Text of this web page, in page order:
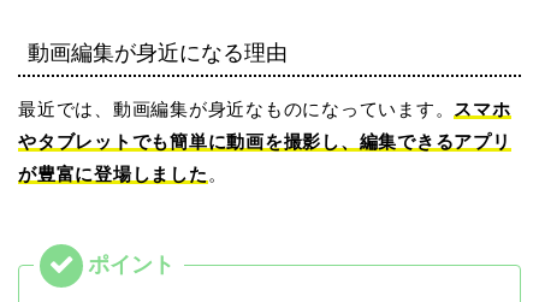
動画編集が身近になる理由
最近では、動画編集が身近なものになっています。 スマホ
やタブレットでも簡単に動画を撮影し、編集できるアプリ
が豊富に登場しました 。